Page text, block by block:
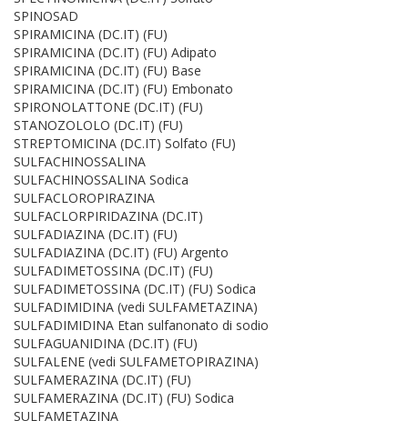
SPINOSAD
SPIRAMICINA (DC.IT) (FU)
SPIRAMICINA (DC.IT) (FU) Adipato
SPIRAMICINA (DC.IT) (FU) Base
SPIRAMICINA (DC.IT) (FU) Embonato
SPIRONOLATTONE (DC.IT) (FU)
STANOZOLOLO (DC.IT) (FU)
STREPTOMICINA (DC.IT) Solfato (FU)
SULFACHINOSSALINA
SULFACHINOSSALINA Sodica
SULFACLOROPIRAZINA
SULFACLORPIRIDAZINA (DC.IT)
SULFADIAZINA (DC.IT) (FU)
SULFADIAZINA (DC.IT) (FU) Argento
SULFADIMETOSSINA (DC.IT) (FU)
SULFADIMETOSSINA (DC.IT) (FU) Sodica
SULFADIMIDINA (vedi SULFAMETAZINA)
SULFADIMIDINA Etan sulfanonato di sodio
SULFAGUANIDINA (DC.IT) (FU)
SULFALENE (vedi SULFAMETOPIRAZINA)
SULFAMERAZINA (DC.IT) (FU)
SULFAMERAZINA (DC.IT) (FU) Sodica
SULFAMETAZINA